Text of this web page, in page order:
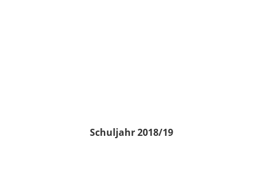
Schuljahr 2018/19